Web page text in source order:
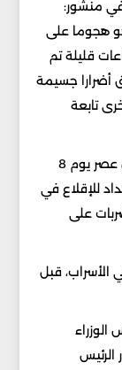
في منشور:
هجوما على
قليلة تم
أضرارا جسيمة
تابعة
وأوضح القائد العسكري الإسرائيلي أنه "بحلول عصر يوم 8
للإقلاع في
على
الأسراب، قبل
الرئيس